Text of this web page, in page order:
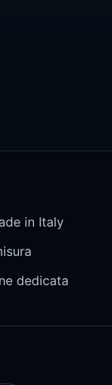
in Italy
dedicata